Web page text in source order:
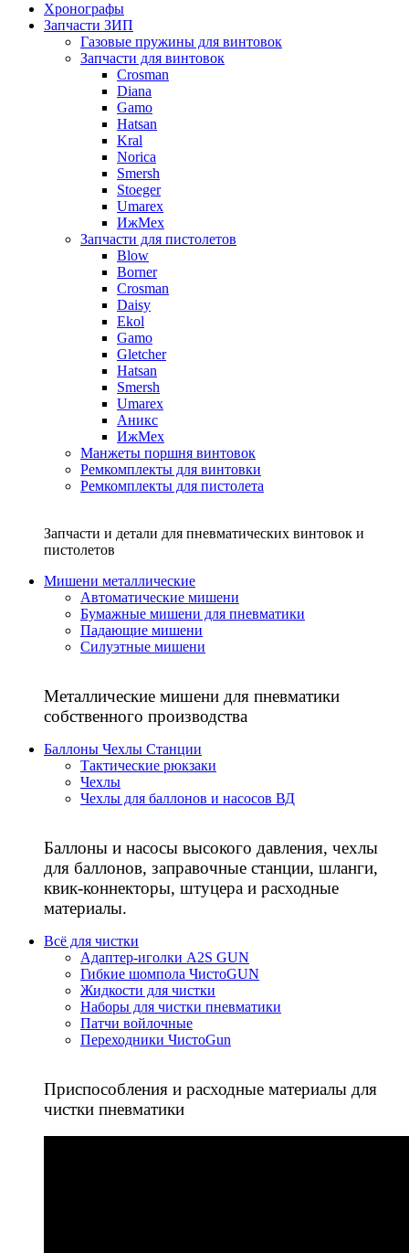
Хронографы
Запчасти ЗИП
Газовые пружины для винтовок
Запчасти для винтовок
Crosman
Diana
Gamo
Hatsan
Kral
Norica
Smersh
Stoeger
Umarex
ИжМех
Запчасти для пистолетов
Blow
Borner
Crosman
Daisy
Ekol
Gamo
Gletcher
Hatsan
Smersh
Umarex
Аникс
ИжМех
Манжеты поршня винтовок
Ремкомплекты для винтовки
Ремкомплекты для пистолета
Запчасти и детали для пневматических винтовок и
пистолетов
Мишени металлические
Автоматические мишени
Бумажные мишени для пневматики
Падающие мишени
Силуэтные мишени
Металлические мишени для пневматики
собственного производства
Баллоны Чехлы Станции
Тактические рюкзаки
Чехлы
Чехлы для баллонов и насосов ВД
Баллоны и насосы высокого давления, чехлы
для баллонов, заправочные станции, шланги,
квик-коннекторы, штуцера и расходные
материалы.
Всё для чистки
Адаптер-иголки A2S GUN
Гибкие шомпола ЧистоGUN
Жидкости для чистки
Наборы для чистки пневматики
Патчи войлочные
Переходники ЧистоGun
Приспособления и расходные материалы для
чистки пневматики